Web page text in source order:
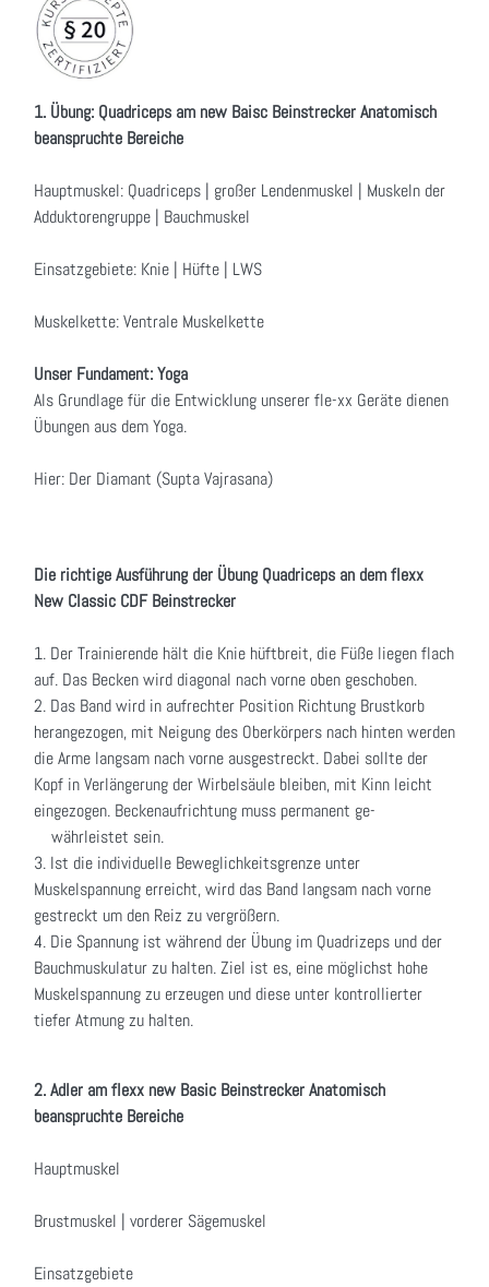
1. Übung: Quadriceps am new Baisc Beinstrecker Anatomisch
beanspruchte Bereiche
Hauptmuskel: Quadriceps | großer Lendenmuskel | Muskeln der
Adduktorengruppe | Bauchmuskel
Einsatzgebiete: Knie | Hüfte | LWS
Muskelkette: Ventrale Muskelkette
Unser Fundament: Yoga
Als Grundlage für die Entwicklung unserer fle-xx Geräte dienen
Übungen aus dem Yoga.
Hier: Der Diamant (Supta Vajrasana)
Die richtige Ausführung der Übung Quadriceps an dem flexx
New Classic CDF Beinstrecker
1. Der Trainierende hält die Knie hüftbreit, die Füße liegen flach
auf. Das Becken wird diagonal nach vorne oben geschoben.
2. Das Band wird in aufrechter Position Richtung Brustkorb
herangezogen, mit Neigung des Oberkörpers nach hinten werden
die Arme langsam nach vorne ausgestreckt. Dabei sollte der
Kopf in Verlängerung der Wirbelsäule bleiben, mit Kinn leicht
eingezogen. Beckenaufrichtung muss permanent ge-
währleistet sein.
3. Ist die individuelle Beweglichkeitsgrenze unter
Muskelspannung erreicht, wird das Band langsam nach vorne
gestreckt um den Reiz zu vergrößern.
4. Die Spannung ist während der Übung im Quadrizeps und der
Bauchmuskulatur zu halten. Ziel ist es, eine möglichst hohe
Muskelspannung zu erzeugen und diese unter kontrollierter
tiefer Atmung zu halten.
2. Adler am flexx new Basic Beinstrecker Anatomisch
beanspruchte Bereiche
Hauptmuskel
Brustmuskel | vorderer Sägemuskel
Einsatzgebiete